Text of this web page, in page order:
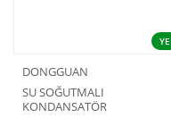
DONGGUAN
SU SOĞUTMALI
KONDANSATÖR